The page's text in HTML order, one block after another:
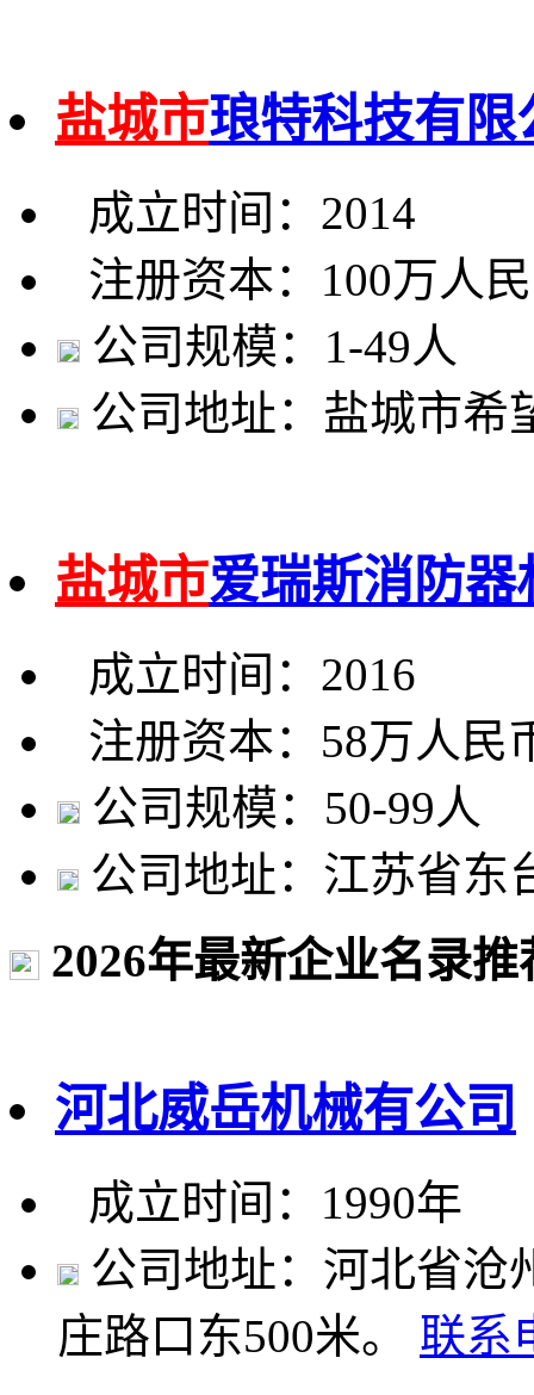
盐城市琅特科技有限
成立时间：2014
注册资本：100万人
公司规模：1-49人
公司地址：盐城市希
盐城市爱瑞斯消防
成立时间：2016
注册资本：58万人民
公司规模：50-99人
公司地址：江苏省东
2026年最新企业名录推
河北威岳机械有公司
成立时间：1990年
公司地址：河北省沧
庄路口东500米。
联系